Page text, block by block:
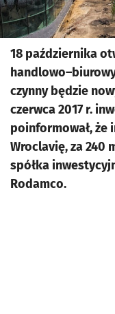
18 października
czynny będzie
czerwca 2017 r.
poinformował, że
Wroclavię, za 240
spółka
Rodamco.